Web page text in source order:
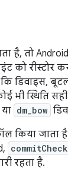
है, तो
को रीस्टोर
स्थिति सही
dm_bow
किया जाता
रहता है.